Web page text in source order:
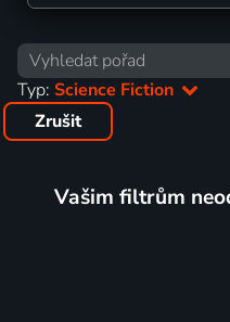
Typ: Science Fiction
Zrušit
Vašim filtrům